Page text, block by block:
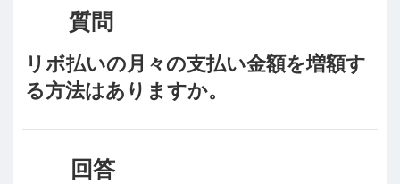
リボ払いの月々の支払い金額を増額す
る方法はありますか。